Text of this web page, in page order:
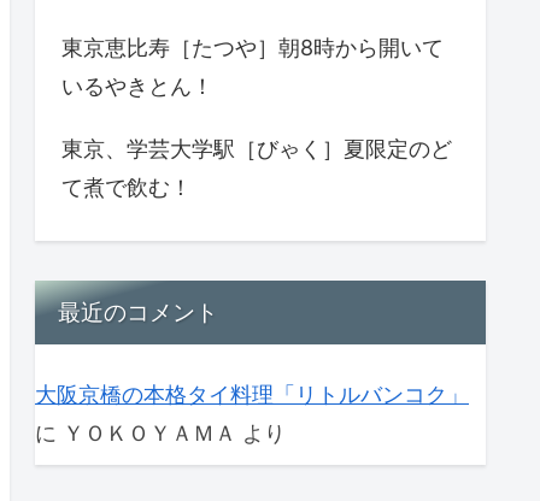
東京恵比寿［たつや］朝8時から開いて
いるやきとん！
東京、学芸大学駅［びゃく］夏限定のど
て煮で飲む！
最近のコメント
大阪京橋の本格タイ料理「リトルバンコク」
に ＹＯＫＯＹＡＭＡ より